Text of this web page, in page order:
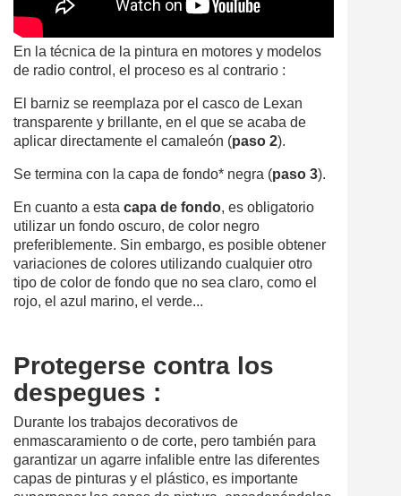
En la técnica de la pintura en motores y modelos
de radio control, el proceso es al contrario :
El barniz se reemplaza por el casco de Lexan
transparente y brillante, en el que se acaba de
aplicar directamente el camaleón (paso 2).
Se termina con la capa de fondo* negra (paso 3).
En cuanto a esta capa de fondo, es obligatorio
utilizar un fondo oscuro, de color negro
preferiblemente. Sin embargo, es posible obtener
variaciones de colores utilizando cualquier otro
tipo de color de fondo que no sea claro, como el
rojo, el azul marino, el verde...
Protegerse contra los
despegues :
Durante los trabajos decorativos de
enmascaramiento o de corte, pero también para
garantizar un agarre infalible entre las diferentes
capas de pinturas y el plástico, es importante